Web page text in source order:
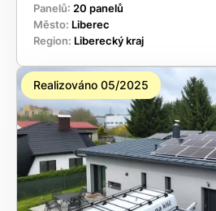
Panelů: 20 panelů
Město: Liberec
Region: Liberecký kraj
Realizováno 05/2025